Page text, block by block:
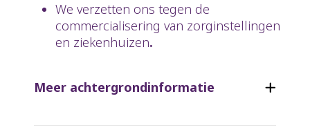
We verzetten ons tegen de
commercialisering van zorginstellingen
en ziekenhuizen.
Meer achtergrondinformatie